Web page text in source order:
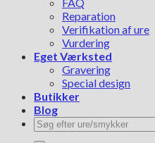
Reparation
Verifikation af ure
Vurdering
Eget Værksted
Gravering
Special design
Butikker
Blog
Søg
efter: